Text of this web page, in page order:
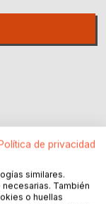
de privacidad
similares.
También
o huellas